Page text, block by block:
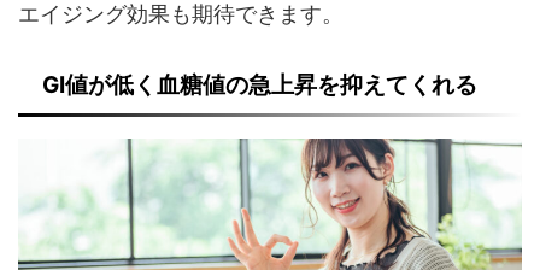
エイジング効果も期待できます。
GI値が低く血糖値の急上昇を抑えてくれる